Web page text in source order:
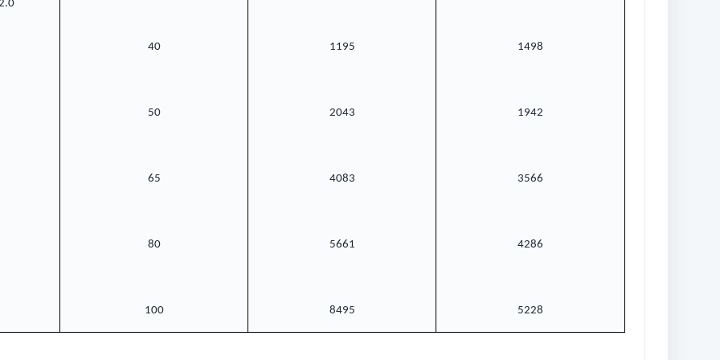
40
50
65
80
100
1195
2043
4083
5661
8495
1498
1942
3566
4286
5228